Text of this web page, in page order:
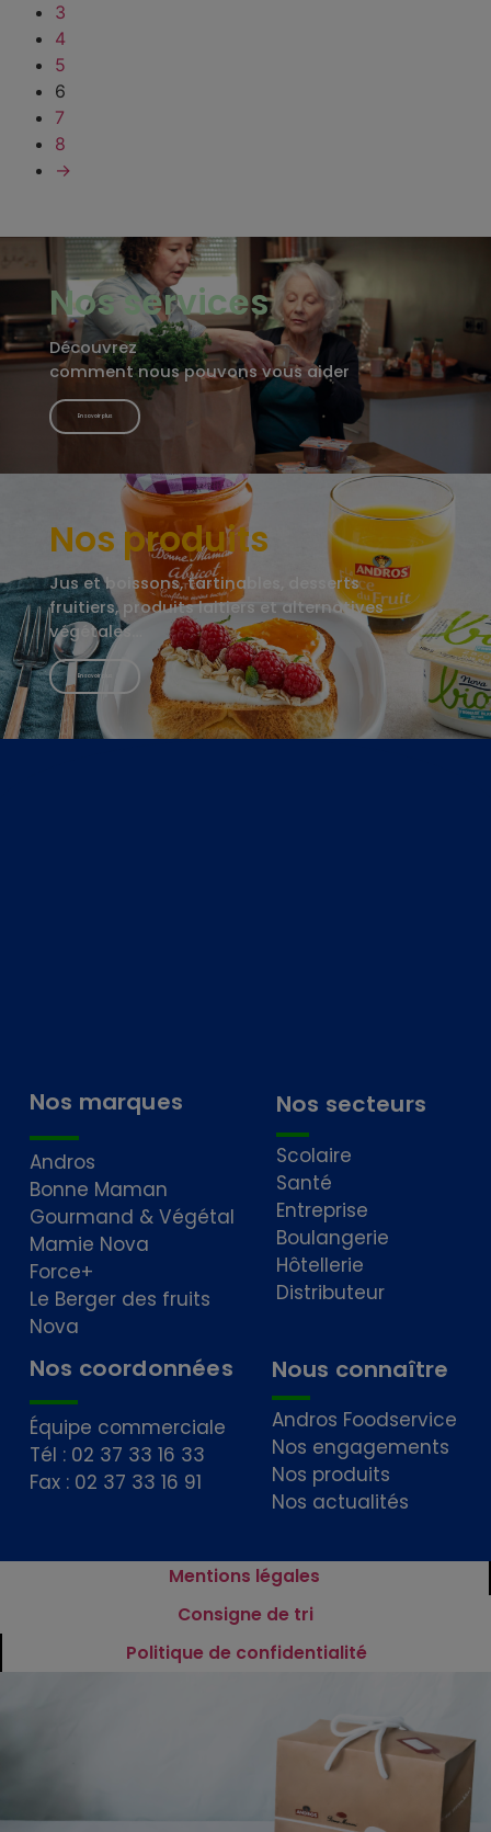
3
4
5
6
7
8
→
Nos services
Découvrez
comment nous pouvons vous aider
En savoir plus
Nos produits
Jus et boissons, tartinables, desserts
fruitiers, produits laitiers et alternatives
végétales…
En savoir plus
Nos marques
Andros
Bonne Maman
Gourmand & Végétal
Mamie Nova
Force+
Le Berger des fruits
Nova
Nos secteurs
Scolaire
Santé
Entreprise
Boulangerie
Hôtellerie
Distributeur
Nos coordonnées
Équipe commerciale
Tél : 02 37 33 16 33
Fax : 02 37 33 16 91
Nous connaître
Andros Foodservice
Nos engagements
Nos produits
Nos actualités
Mentions légales
Consigne de tri
Politique de confidentialité